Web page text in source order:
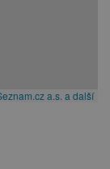
a.s. a další